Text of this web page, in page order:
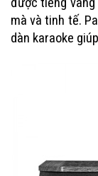
mà và tinh tế.
dàn karaoke